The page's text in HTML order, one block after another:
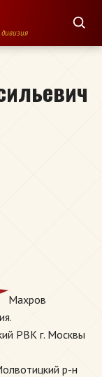
Махров
РВК г. Москвы
р-н